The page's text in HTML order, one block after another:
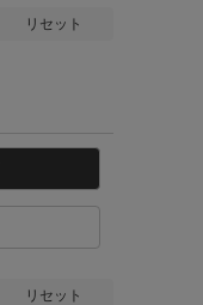
リセット
リセット